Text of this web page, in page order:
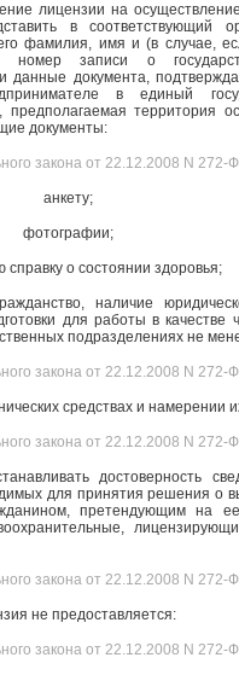
лицензии на
в соответствующий
фамилия, имя и (в случае,
номер записи о
данные документа,
в единый
территория
документы:
закона от 22.12.2008 N 272-
анкету;
фотографии;
справку о состоянии здоровья;
наличие
для работы в качестве
подразделениях не
закона от 22.12.2008 N 272-
средствах и намерении
закона от 22.12.2008 N 272-
достоверность
для принятия решения о
претендующим на
закона от 22.12.2008 N 272-
не предоставляется:
закона от 22.12.2008 N 272-